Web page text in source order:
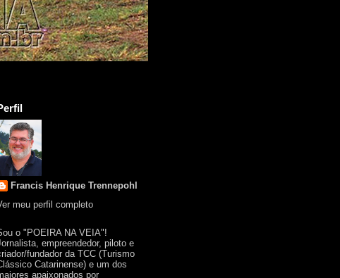
Francis Henrique Trennepohl
meu perfil completo
o "POEIRA NA VEIA"!
empreendedor, piloto e
fundador da TCC (Turismo
Catarinense) e um dos
apaixonados por